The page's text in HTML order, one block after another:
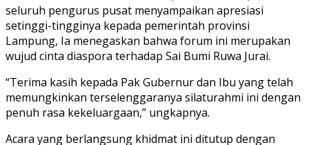
seluruh pengurus pusat menyampaikan apresiasi
setinggi-tingginya kepada pemerintah provinsi
Lampung, Ia menegaskan bahwa forum ini merupakan
wujud cinta diaspora terhadap Sai Bumi Ruwa Jurai.
“Terima kasih kepada Pak Gubernur dan Ibu yang telah
memungkinkan terselenggaranya silaturahmi ini dengan
penuh rasa kekeluargaan,” ungkapnya.
Acara yang berlangsung khidmat ini ditutup dengan